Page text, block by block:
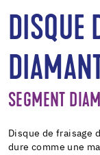
DISQUE
SEGMENT
Disque de fraisage
dure comme une